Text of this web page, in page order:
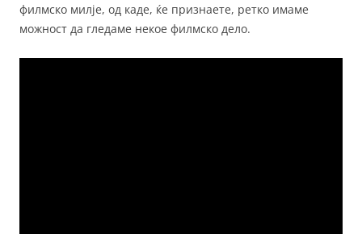
филмско милје, од каде, ќе признаете, ретко имаме
можност да гледаме некое филмско дело.